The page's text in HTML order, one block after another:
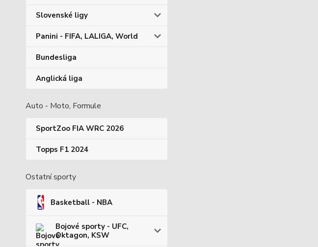
Slovenské ligy
Panini - FIFA, LALIGA, World
Bundesliga
Anglická liga
Auto - Moto, Formule
SportZoo FIA WRC 2026
Topps F1 2024
Ostatní sporty
Basketball - NBA
Bojové sporty - UFC,
Oktagon, KSW